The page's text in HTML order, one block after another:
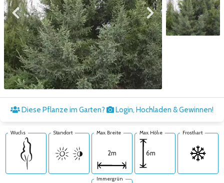
Zum vorigen Bild Zum nächsten Bild
Zum nächsten Bild
Diese Pflanze im Garten? Login, Hochladen & Gewinnen!
Wuchs Standort Max. Breite
2m
Max. Höhe
6m
Frosthart
Immergrün